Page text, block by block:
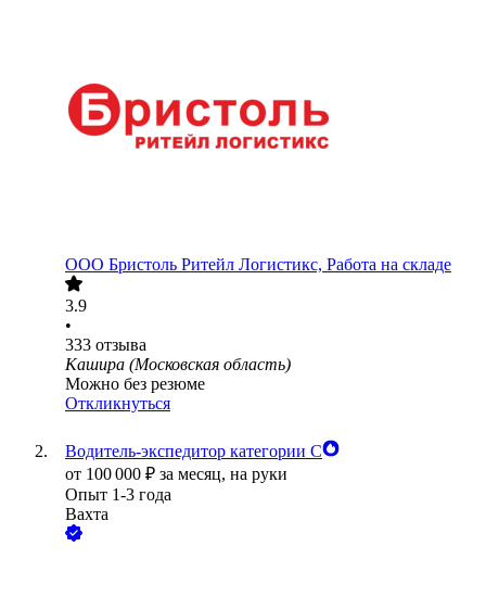
ООО Бристоль Ритейл Логистикс, Работа на складе
3.9
•
333 отзыва
Кашира (Московская область)
Можно без резюме
Откликнуться
Водитель-экспедитор категории С
от 100 000 ₽ за месяц, на руки
Опыт 1-3 года
Вахта